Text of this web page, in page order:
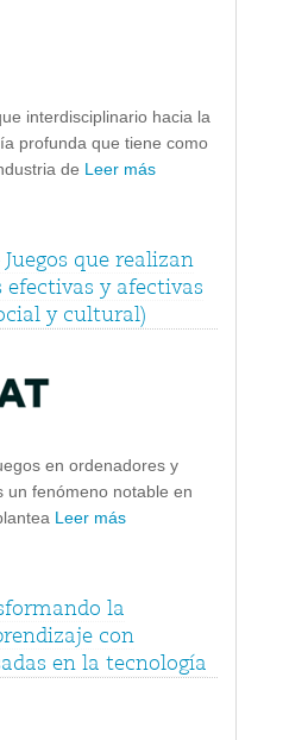
interdisciplinario hacia la
profunda que tiene como
de Leer más
Juegos que realizan
y afectivas
y cultural)
en ordenadores y
un fenómeno notable en
Leer más
la
con
en la tecnología